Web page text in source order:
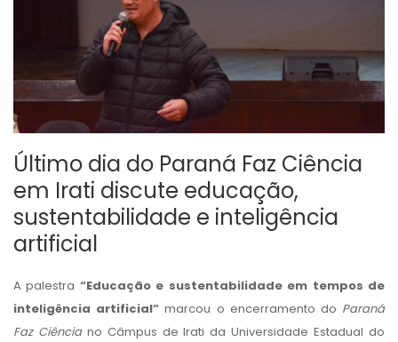
Último dia do Paraná Faz Ciência
em Irati discute educação,
sustentabilidade e inteligência
artificial
A palestra “Educação e sustentabilidade em tempos de
inteligência artificial” marcou o encerramento do Paraná
Faz Ciência no Câmpus de Irati da Universidade Estadual do